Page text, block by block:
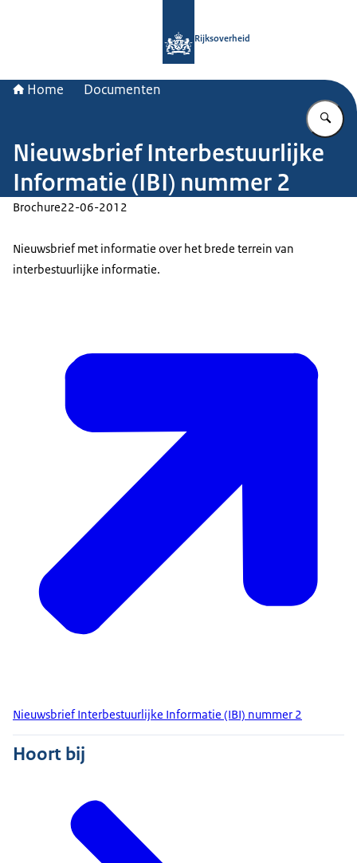
Rijksoverheid
Home Documenten
Nieuwsbrief Interbestuurlijke
Informatie (IBI) nummer 2
Brochure22-06-2012
Nieuwsbrief met informatie over het brede terrein van
interbestuurlijke informatie.
Nieuwsbrief Interbestuurlijke Informatie (IBI) nummer 2
Hoort bij